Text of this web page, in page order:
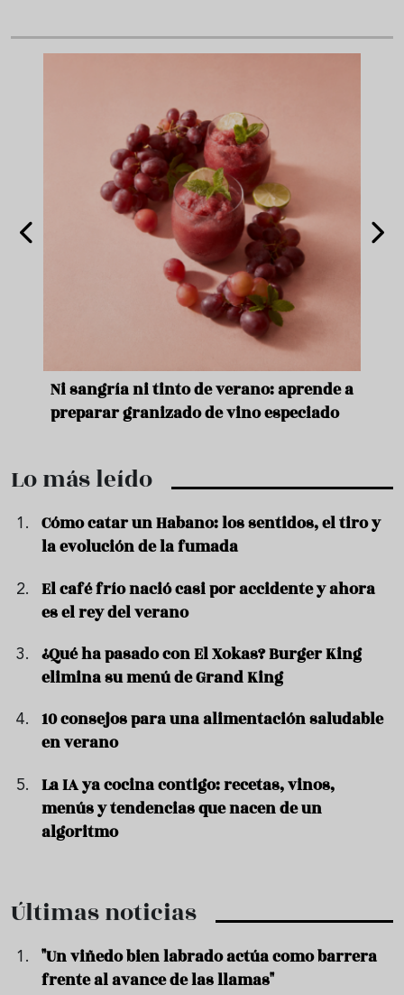
Ni sangría ni tinto de verano: aprende a
preparar granizado de vino especiado
Lo más leído
Cómo catar un Habano: los sentidos, el tiro y
la evolución de la fumada
El café frío nació casi por accidente y ahora
es el rey del verano
¿Qué ha pasado con El Xokas? Burger King
elimina su menú de Grand King
10 consejos para una alimentación saludable
en verano
La IA ya cocina contigo: recetas, vinos,
menús y tendencias que nacen de un
algoritmo
Últimas noticias
"Un viñedo bien labrado actúa como barrera
frente al avance de las llamas"